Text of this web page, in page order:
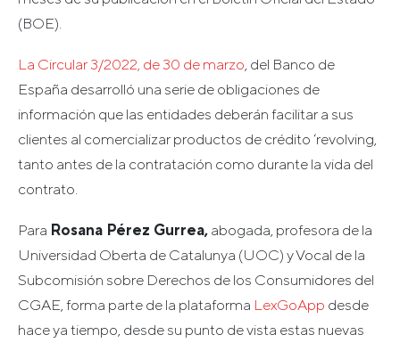
(BOE).
La Circular 3/2022, de 30 de marzo , del Banco de
España desarrolló una serie de obligaciones de
información que las entidades deberán facilitar a sus
clientes al comercializar productos de crédito ‘revolving,
tanto antes de la contratación como durante la vida del
contrato.
Para Rosana Pérez Gurrea, abogada, profesora de la
Universidad Oberta de Catalunya (UOC) y Vocal de la
Subcomisión sobre Derechos de los Consumidores del
CGAE, forma parte de la plataforma LexGoApp desde
hace ya tiempo, desde su punto de vista estas nuevas